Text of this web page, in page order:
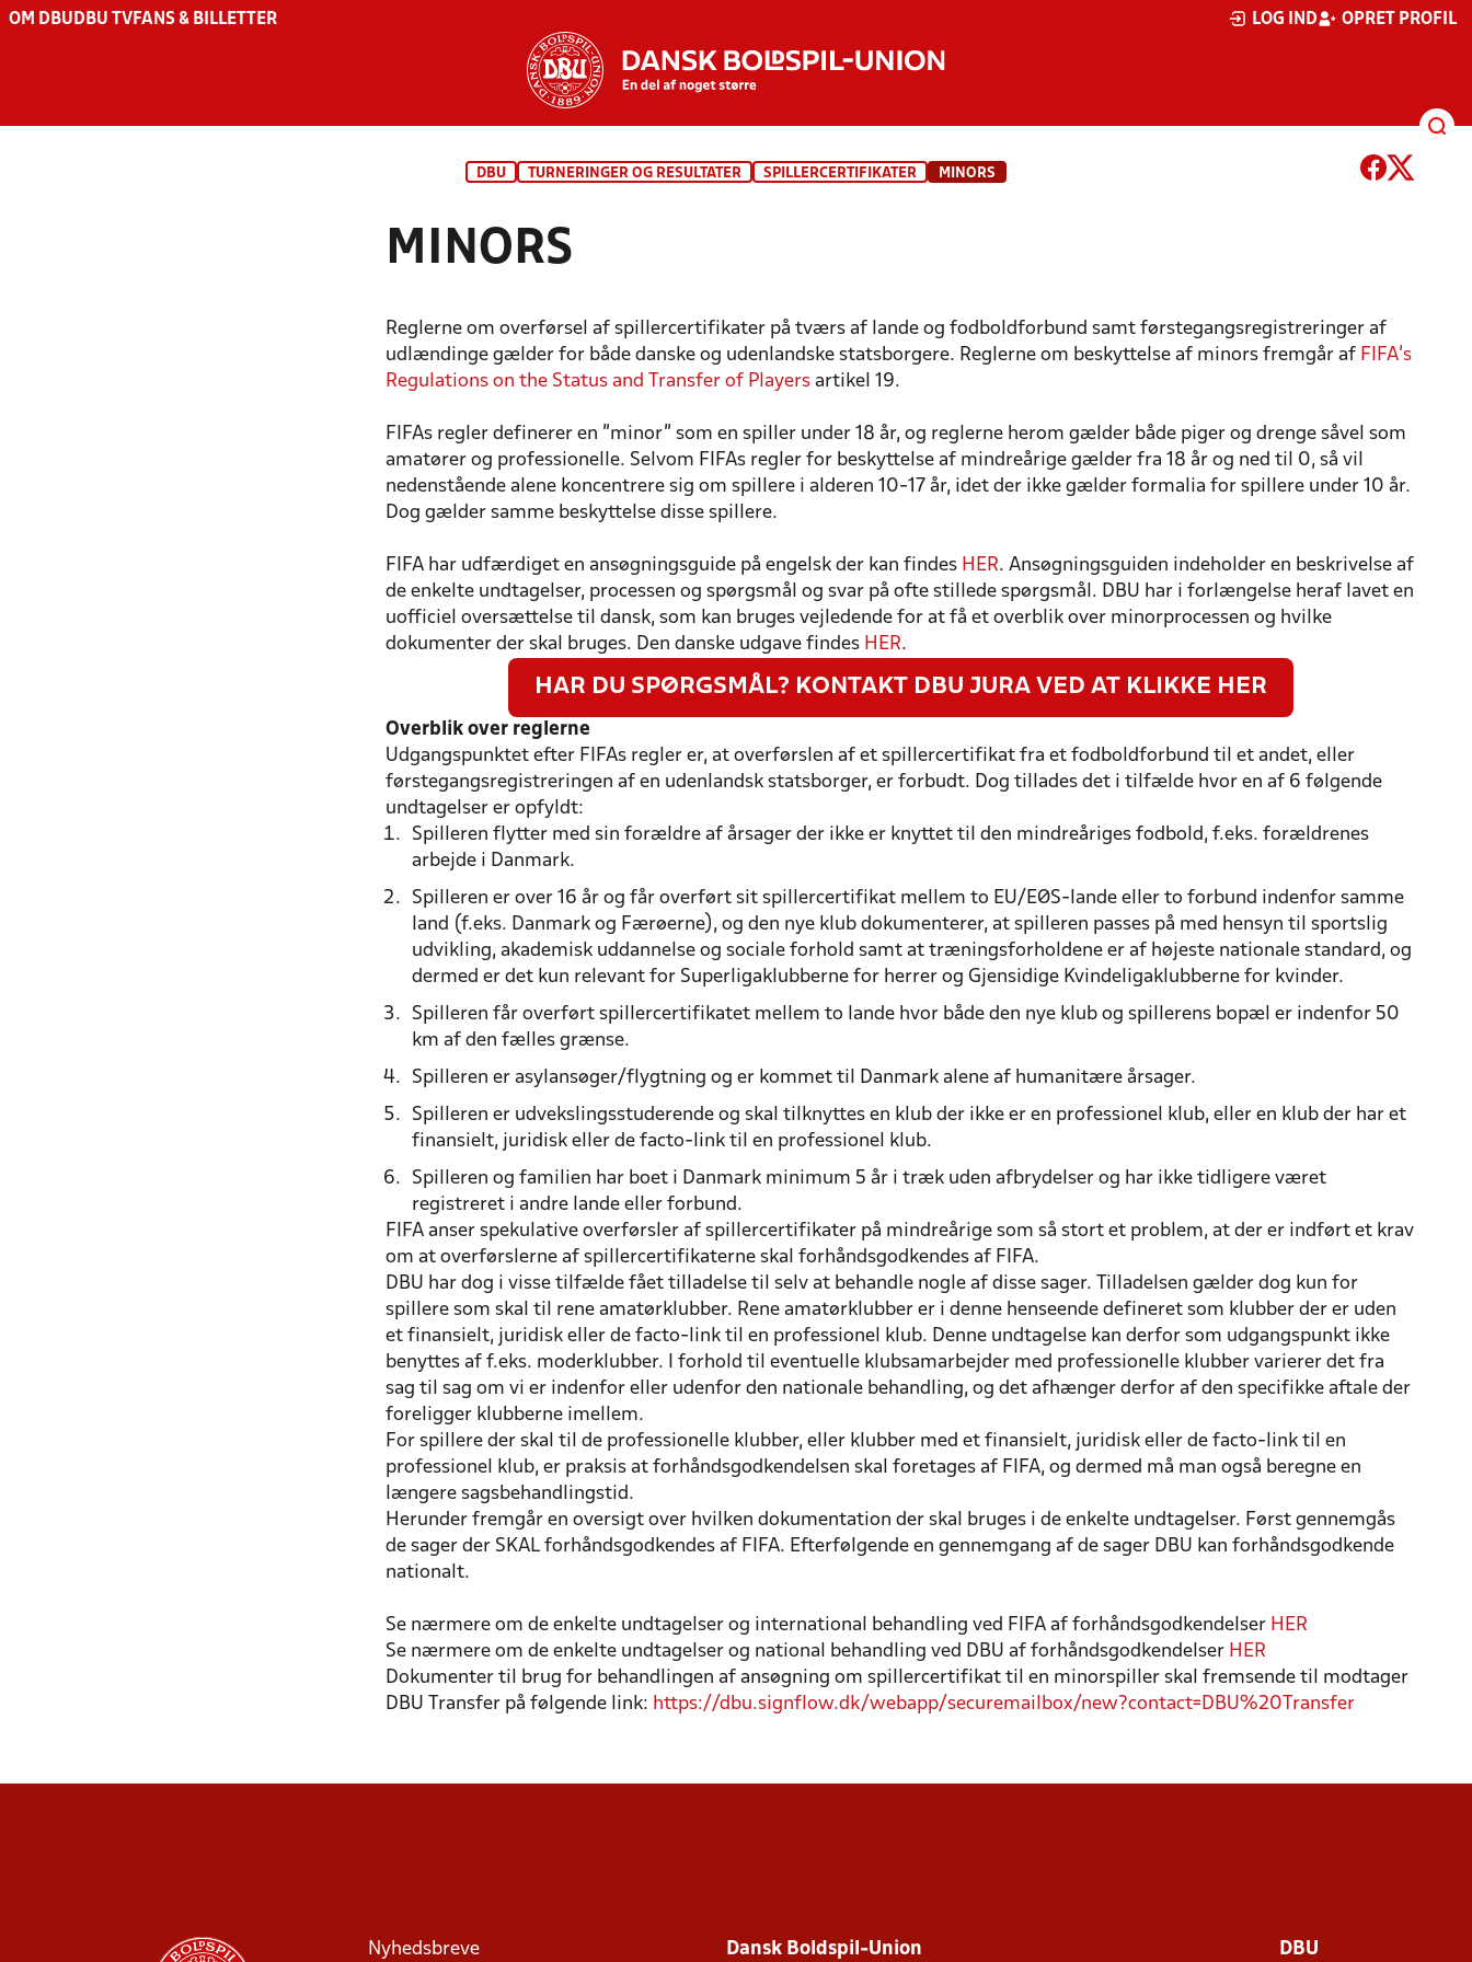
OM DBU DBU TV FANS & BILLETTER LOG IND OPRET PROFIL
DBU TURNERINGER OG RESULTATER SPILLERCERTIFIKATER MINORS
MINORS
Reglerne om overførsel af spillercertifikater på tværs af lande og fodboldforbund samt førstegangsregistreringer af
udlændinge gælder for både danske og udenlandske statsborgere. Reglerne om beskyttelse af minors fremgår af FIFA's
Regulations on the Status and Transfer of Players artikel 19.
FIFAs regler definerer en ”minor” som en spiller under 18 år, og reglerne herom gælder både piger og drenge såvel som
amatører og professionelle. Selvom FIFAs regler for beskyttelse af mindreårige gælder fra 18 år og ned til 0, så vil
nedenstående alene koncentrere sig om spillere i alderen 10-17 år, idet der ikke gælder formalia for spillere under 10 år.
Dog gælder samme beskyttelse disse spillere.
FIFA har udfærdiget en ansøgningsguide på engelsk der kan findes HER. Ansøgningsguiden indeholder en beskrivelse af
de enkelte undtagelser, processen og spørgsmål og svar på ofte stillede spørgsmål. DBU har i forlængelse heraf lavet en
uofficiel oversættelse til dansk, som kan bruges vejledende for at få et overblik over minorprocessen og hvilke
dokumenter der skal bruges. Den danske udgave findes HER.
HAR DU SPØRGSMÅL? KONTAKT DBU JURA VED AT KLIKKE HER
Overblik over reglerne
Udgangspunktet efter FIFAs regler er, at overførslen af et spillercertifikat fra et fodboldforbund til et andet, eller
førstegangsregistreringen af en udenlandsk statsborger, er forbudt. Dog tillades det i tilfælde hvor en af 6 følgende
undtagelser er opfyldt:
Spilleren flytter med sin forældre af årsager der ikke er knyttet til den mindreåriges fodbold, f.eks. forældrenes
arbejde i Danmark.
Spilleren er over 16 år og får overført sit spillercertifikat mellem to EU/EØS-lande eller to forbund indenfor samme
land (f.eks. Danmark og Færøerne), og den nye klub dokumenterer, at spilleren passes på med hensyn til sportslig
udvikling, akademisk uddannelse og sociale forhold samt at træningsforholdene er af højeste nationale standard, og
dermed er det kun relevant for Superligaklubberne for herrer og Gjensidige Kvindeligaklubberne for kvinder.
Spilleren får overført spillercertifikatet mellem to lande hvor både den nye klub og spillerens bopæl er indenfor 50
km af den fælles grænse.
Spilleren er asylansøger/flygtning og er kommet til Danmark alene af humanitære årsager.
Spilleren er udvekslingsstuderende og skal tilknyttes en klub der ikke er en professionel klub, eller en klub der har et
finansielt, juridisk eller de facto-link til en professionel klub.
Spilleren og familien har boet i Danmark minimum 5 år i træk uden afbrydelser og har ikke tidligere været
registreret i andre lande eller forbund.
FIFA anser spekulative overførsler af spillercertifikater på mindreårige som så stort et problem, at der er indført et krav
om at overførslerne af spillercertifikaterne skal forhåndsgodkendes af FIFA.
DBU har dog i visse tilfælde fået tilladelse til selv at behandle nogle af disse sager. Tilladelsen gælder dog kun for
spillere som skal til rene amatørklubber. Rene amatørklubber er i denne henseende defineret som klubber der er uden
et finansielt, juridisk eller de facto-link til en professionel klub. Denne undtagelse kan derfor som udgangspunkt ikke
benyttes af f.eks. moderklubber. I forhold til eventuelle klubsamarbejder med professionelle klubber varierer det fra
sag til sag om vi er indenfor eller udenfor den nationale behandling, og det afhænger derfor af den specifikke aftale der
foreligger klubberne imellem.
For spillere der skal til de professionelle klubber, eller klubber med et finansielt, juridisk eller de facto-link til en
professionel klub, er praksis at forhåndsgodkendelsen skal foretages af FIFA, og dermed må man også beregne en
længere sagsbehandlingstid.
Herunder fremgår en oversigt over hvilken dokumentation der skal bruges i de enkelte undtagelser. Først gennemgås
de sager der SKAL forhåndsgodkendes af FIFA. Efterfølgende en gennemgang af de sager DBU kan forhåndsgodkende
nationalt.
Se nærmere om de enkelte undtagelser og international behandling ved FIFA af forhåndsgodkendelser HER
Se nærmere om de enkelte undtagelser og national behandling ved DBU af forhåndsgodkendelser HER
Dokumenter til brug for behandlingen af ansøgning om spillercertifikat til en minorspiller skal fremsende til modtager
DBU Transfer på følgende link: https://dbu.signflow.dk/webapp/securemailbox/new?contact=DBU%20Transfer
MINOR SAGER TIL FIFA
NATIONAL BEHANDLING AF MINOR-
SAGER
Nyhedsbreve Dansk Boldspil-Union DBU